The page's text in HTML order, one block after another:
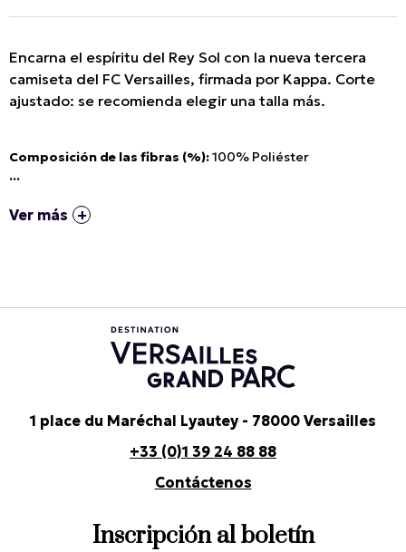
Encarna el espíritu del Rey Sol con la nueva tercera
camiseta del FC Versailles, firmada por Kappa. Corte
ajustado: se recomienda elegir una talla más.
Composición de las fibras (%):100% Poliéster
...
Ver más
1 place du Maréchal Lyautey - 78000 Versailles
+33 (0)1 39 24 88 88
Contáctenos
Inscripción al boletín